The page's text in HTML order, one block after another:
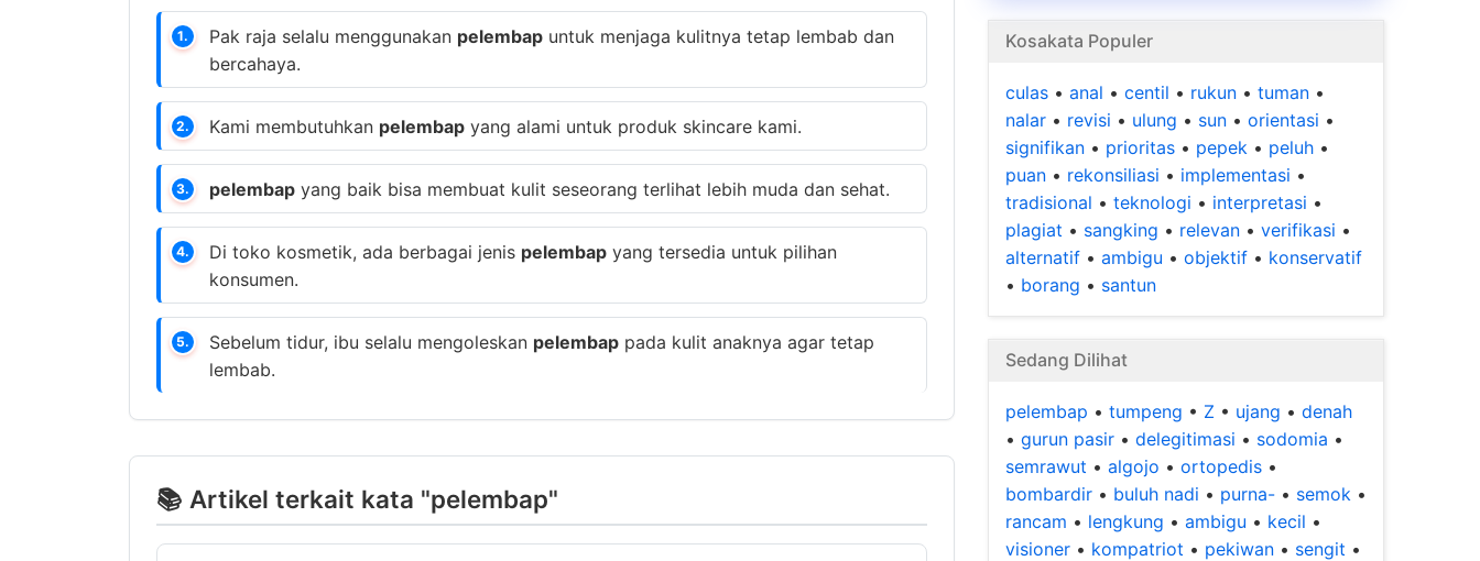
1. Pak raja selalu menggunakan pelembap untuk menjaga kulitnya tetap lembab dan
bercahaya.
2. Kami membutuhkan pelembap yang alami untuk produk skincare kami.
3. pelembap yang baik bisa membuat kulit seseorang terlihat lebih muda dan sehat.
4. Di toko kosmetik, ada berbagai jenis pelembap yang tersedia untuk pilihan
konsumen.
5. Sebelum tidur, ibu selalu mengoleskan pelembap pada kulit anaknya agar tetap
lembab.
📚 Artikel terkait kata "pelembap"
Kosakata Populer
culas • anal • centil • rukun • tuman •
nalar • revisi • ulung • sun • orientasi •
signifikan • prioritas • pepek • peluh •
puan • rekonsiliasi • implementasi •
tradisional • teknologi • interpretasi •
plagiat • sangking • relevan • verifikasi •
alternatif • ambigu • objektif • konservatif
• borang • santun
Sedang Dilihat
pelembap • tumpeng • Z • ujang • denah
• gurun pasir • delegitimasi • sodomia •
semrawut • algojo • ortopedis •
bombardir • buluh nadi • purna- • semok •
rancam • lengkung • ambigu • kecil •
visioner • kompatriot • pekiwan • sengit •